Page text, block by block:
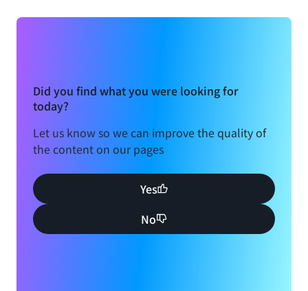
Did you find what you were looking for
today?
Let us know so we can improve the quality of
the content on our pages
Yes
No